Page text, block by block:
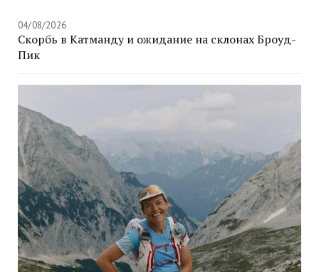
04/08/2026
Скорбь в Катманду и ожидание на склонах Броуд-
Пик